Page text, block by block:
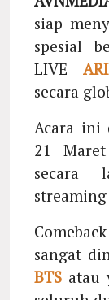
siap
spesial
LIVE
secara
Acara ini
21
secara
streaming
sangat
BTS atau